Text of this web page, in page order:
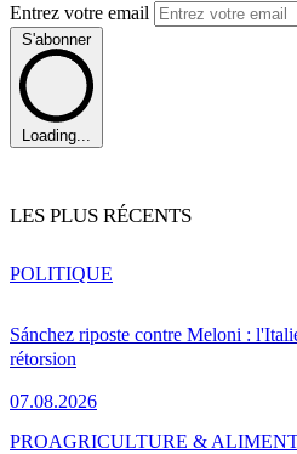
Entrez votre email
S'abonner
Loading...
LES PLUS RÉCENTS
Sánchez riposte contre Meloni :
rétorsion
07.08.2026
POLITIQUE
PROAGRICULTURE &